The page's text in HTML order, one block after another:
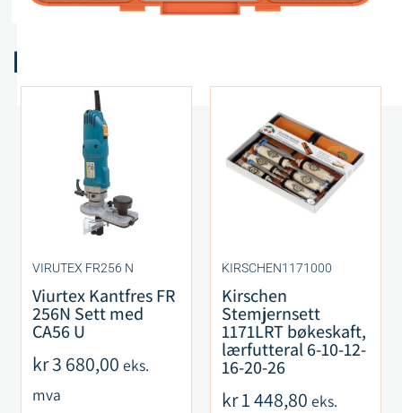
Relaterte produkter
VIRUTEX FR256 N
Viurtex Kantfres FR
256N Sett med
CA56 U
kr3 680,00 eks.
mva
KIRSCHEN1171000
Kirschen
Stemjernsett
1171LRT bøkeskaft,
lærfutteral 6-10-12-
16-20-26
kr1 448,80 eks.